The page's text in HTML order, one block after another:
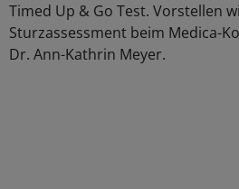
Timed Up & Go Test. Vorstellen
Sturzassessment beim Medica-
Dr. Ann-Kathrin Meyer.